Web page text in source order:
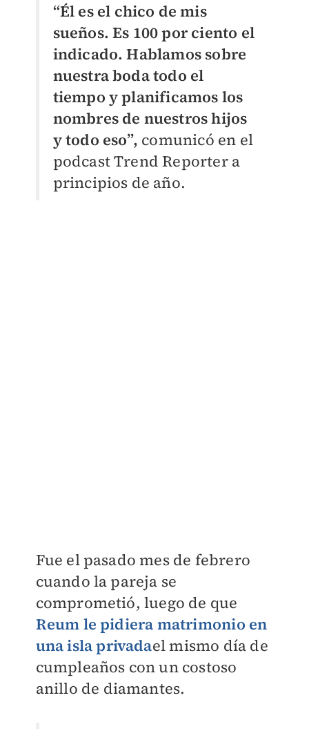
“Él es el chico de mis
sueños. Es 100 por ciento el
indicado. Hablamos sobre
nuestra boda todo el
tiempo y planificamos los
nombres de nuestros hijos
y todo eso”, comunicó en el
podcast Trend Reporter a
principios de año.
Fue el pasado mes de febrero
cuando la pareja se
comprometió, luego de que
Reum le pidiera matrimonio en
una isla privadael mismo día de
cumpleaños con un costoso
anillo de diamantes.